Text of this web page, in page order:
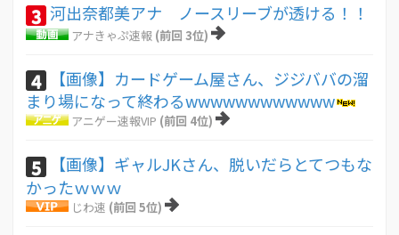
3 河出奈都美アナ ノースリーブが透ける！！
アナきゃぷ速報 (前回 3位)
4
【画像】カードゲーム屋さん、ジジババの溜
まり場になって終わるwwwwwwwwwwww
アニゲー速報VIP (前回 4位)
5
【画像】ギャルJKさん、脱いだらとてつもな
かったｗｗｗ
じわ速 (前回 5位)